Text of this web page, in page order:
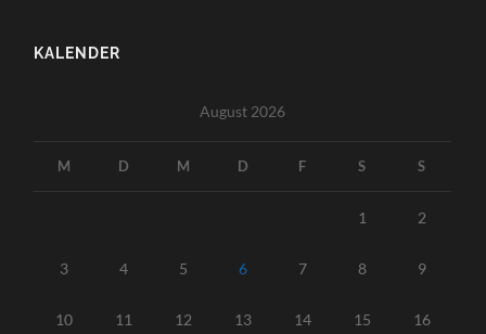
KALENDER
August 2026
M D M D F S S
1 2
3 4 5 6 7 8 9
10 11 12 13 14 15 16